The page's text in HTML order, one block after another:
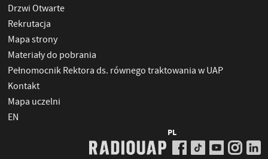
Drzwi Otwarte
Rekrutacja
Mapa strony
Materiały do pobrania
Pełnomocnik Rektora ds. równego traktowania w UAP
Kontakt
Mapa uczelni
EN
PL